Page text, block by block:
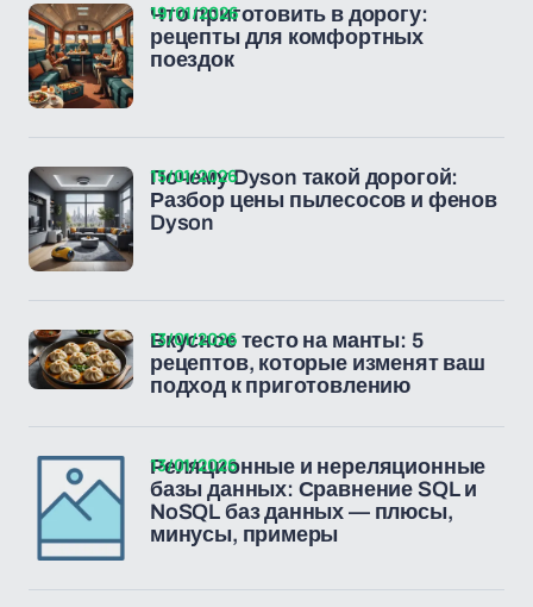
Что приготовить в дорогу:
рецепты для комфортных
поездок
19/01/2026
Почему Dyson такой дорогой:
Разбор цены пылесосов и фенов
Dyson
15/01/2026
Вкусное тесто на манты: 5
рецептов, которые изменят ваш
подход к приготовлению
13/01/2026
Реляционные и нереляционные
базы данных: Сравнение SQL и
NoSQL баз данных — плюсы,
минусы, примеры
13/01/2026